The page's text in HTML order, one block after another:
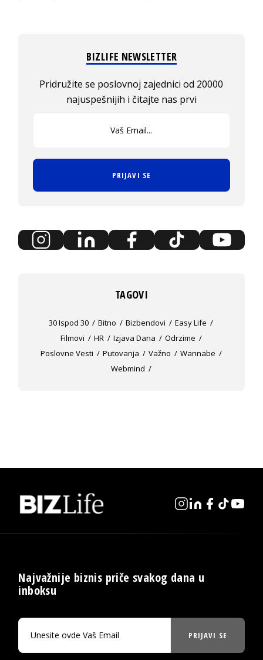
BIZLIFE NEWSLETTER
Pridružite se poslovnoj zajednici od 20000
najuspešnijih i čitajte nas prvi
PRIJAVI SE
TAGOVI
30 Ispod 30 Bitno Bizbendovi
Easy Life
Filmovi
HR Izjava Dana
Odrzime
Poslovne Vesti
Putovanja Važno
Wannabe
Webmind
Najvažnije biznis priče svakog dana u
inboksu
PRIJAVI SE